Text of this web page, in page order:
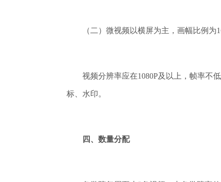
（二）微视频以横屏为主，画幅比例为
视频分辨率应在1080P及以上，帧率不低
标、水印。
四、数量分配